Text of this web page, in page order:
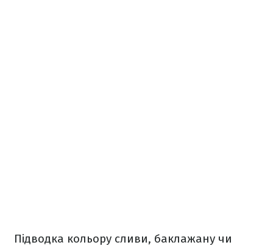
Підводка кольору сливи, баклажану чи